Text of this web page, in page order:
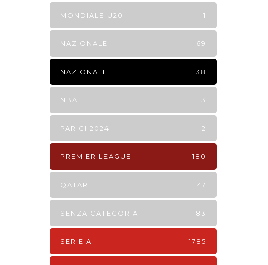
MONDIALE U20 1
NAZIONALE 69
NAZIONALI 138
NBA 3
PARIGI 2024 2
PREMIER LEAGUE 180
QATAR 47
SENZA CATEGORIA 83
SERIE A 1785